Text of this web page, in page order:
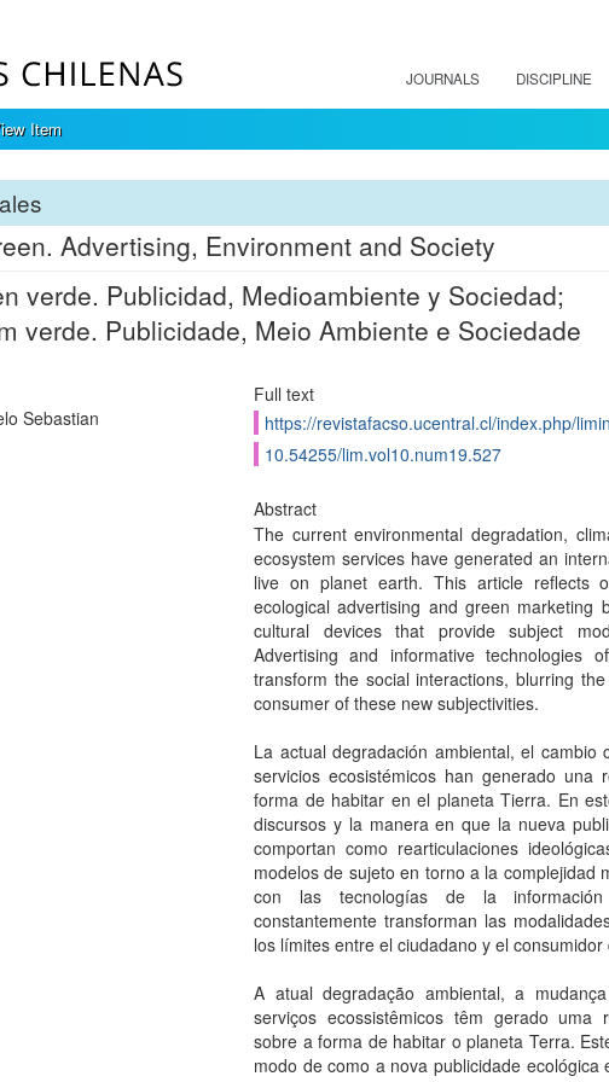
JOURNALS DISCIPLINE
Item
Advertising, Environment and Society
verde. Publicidad, Medioambiente y Sociedad;
verde. Publicidade, Meio Ambiente e Sociedade
Sebastian
Full text
https://revistafacso.ucentral.cl/index.php/
10.54255/lim.vol10.num19.527
Abstract
The current environmental degradation,
ecosystem services have generated an
live on planet earth. This article reflects
ecological advertising and green marketing
cultural devices that provide subject
Advertising and informative technologies
transform the social interactions, blurring
consumer of these new subjectivities.
La actual degradación ambiental, el
servicios ecosistémicos han generado
forma de habitar en el planeta Tierra. En
discursos y la manera en que la nueva
comportan como rearticulaciones
modelos de sujeto en torno a la complejidad
con las tecnologías de la
constantemente transforman las
los límites entre el ciudadano y el
A atual degradação ambiental, a
serviços ecossistêmicos têm gerado uma
sobre a forma de habitar o planeta Terra.
modo de como a nova publicidade